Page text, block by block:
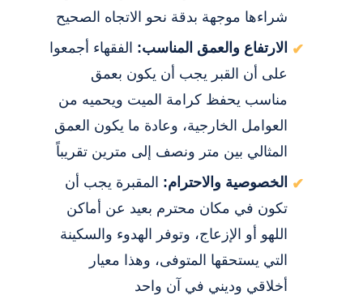
شراءها موجهة بدقة نحو الاتجاه الصحيح
الارتفاع والعمق المناسب: الفقهاء أجمعوا
على أن القبر يجب أن يكون بعمق
مناسب يحفظ كرامة الميت ويحميه من
العوامل الخارجية، وعادة ما يكون العمق
المثالي بين متر ونصف إلى مترين تقريباً
الخصوصية والاحترام: المقبرة يجب أن
تكون في مكان محترم بعيد عن أماكن
اللهو أو الإزعاج، وتوفر الهدوء والسكينة
التي يستحقها المتوفى، وهذا معيار
أخلاقي وديني في آن واحد